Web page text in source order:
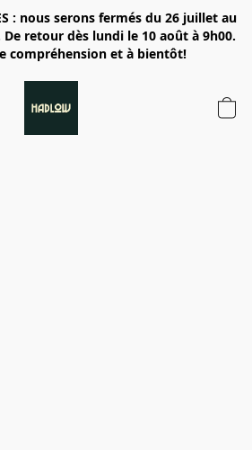
: nous serons fermés du 26 juillet au
retour dès lundi le 10 août à 9h00.
compréhension et à bientôt!